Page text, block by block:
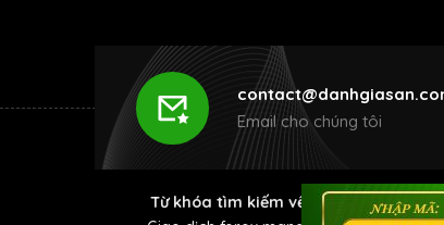
Email cho chúng tôi
Từ khóa tìm kiếm về Forex Đánh giá